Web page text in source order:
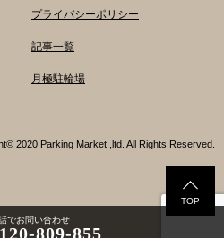
新宿区内藤町11番地 ※都立新
京メトロ丸ノ内線新宿三丁目駅
新宿駅から徒歩8分 西新宿自転
者免除（詳しくはお問い合わせく
、区外在住を問わず） 定期利用
または管理会社にお問い合わせく
こちら 新宿区の自転車駐輪場 利
新宿区 ホームページからも取り出
申請窓口、交通対策課自転車対策
）・特別出張所に直接お持ちくだ
策課では郵送申請（2月8日 消印有
プライバシーポリシー
記事一覧
月極駐輪場
2020 Parking Market.,ltd. All Rights Reserved.
TOP
でお問い合わせ
809-855